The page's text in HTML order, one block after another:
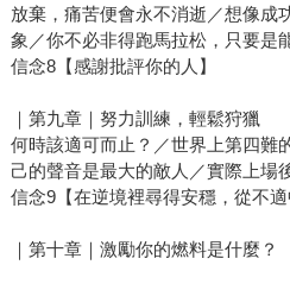
放棄，痛苦便會永不消逝／想像成
象／你不必非得跑馬拉松，只要是
信念8【感謝批評你的人】
｜第九章｜努力訓練，輕鬆狩獵
何時該適可而止？／世界上第四難
己的聲音是最大的敵人／實際上場
信念9【在逆境裡尋得安穩，從不適
｜第十章｜激勵你的燃料是什麼？